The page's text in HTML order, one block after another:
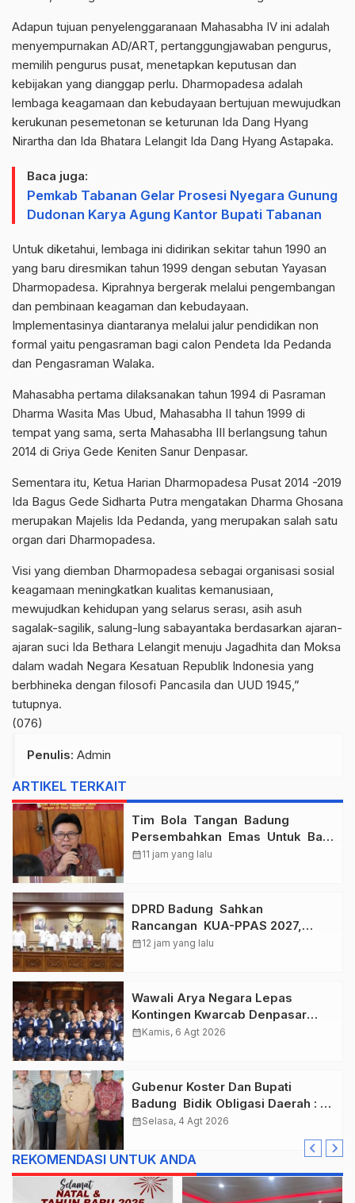
Adapun tujuan penyelenggaranaan Mahasabha IV ini adalah
menyempurnakan AD/ART, pertanggungjawaban pengurus,
memilih pengurus pusat, menetapkan keputusan dan
kebijakan yang dianggap perlu. Dharmopadesa adalah
lembaga keagamaan dan kebudayaan bertujuan mewujudkan
kerukunan pesemetonan se keturunan Ida Dang Hyang
Nirartha dan Ida Bhatara Lelangit Ida Dang Hyang Astapaka.
Baca juga:
Pemkab Tabanan Gelar Prosesi Nyegara Gunung
Dudonan Karya Agung Kantor Bupati Tabanan
Untuk diketahui, lembaga ini didirikan sekitar tahun 1990 an
yang baru diresmikan tahun 1999 dengan sebutan Yayasan
Dharmopadesa. Kiprahnya bergerak melalui pengembangan
dan pembinaan keagaman dan kebudayaan.
Implementasinya diantaranya melalui jalur pendidikan non
formal yaitu pengasraman bagi calon Pendeta Ida Pedanda
dan Pengasraman Walaka.
Mahasabha pertama dilaksanakan tahun 1994 di Pasraman
Dharma Wasita Mas Ubud, Mahasabha II tahun 1999 di
tempat yang sama, serta Mahasabha III berlangsung tahun
2014 di Griya Gede Keniten Sanur Denpasar.
Sementara itu, Ketua Harian Dharmopadesa Pusat 2014 -2019
Ida Bagus Gede Sidharta Putra mengatakan Dharma Ghosana
merupakan Majelis Ida Pedanda, yang merupakan salah satu
organ dari Dharmopadesa.
Visi yang diemban Dharmopadesa sebagai organisasi sosial
keagamaan meningkatkan kualitas kemanusiaan,
mewujudkan kehidupan yang selarus serası, asih asuh
sagalak-sagilik, salung-lung sabayantaka berdasarkan ajaran-
ajaran suci Ida Bethara Lelangit menuju Jagadhita dan Moksa
dalam wadah Negara Kesatuan Republik Indonesia yang
berbhineka dengan filosofi Pancasila dan UUD 1945,”
tutupnya.
(076)
Penulis: Admin
ARTIKEL TERKAIT
Tim Bola Tangan Badung
Persembahkan Emas Untuk Bali
, Taklukkan Jawa Tengah Di
calendar_month11 jam yang lalu
DPRD Badung Sahkan
Rancangan KUA-PPAS 2027,
Anggaran Tembus Lebih Dari
calendar_month12 jam yang lalu
Wawali Arya Negara Lepas
Kontingen Kwarcab Denpasar
Menuju Jambore Nasional XII
calendar_monthKamis, 6 Agt 2026
Gubenur Koster Dan Bupati
Badung Bidik Obligasi Daerah :
Gaspol Bangun Infrastruktur
calendar_monthSelasa, 4 Agt 2026
REKOMENDASI UNTUK ANDA